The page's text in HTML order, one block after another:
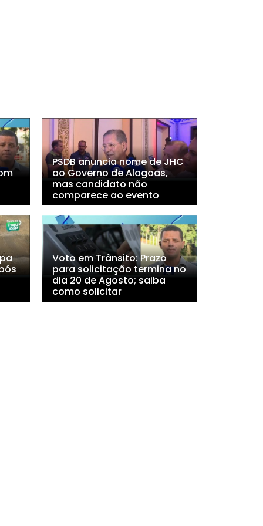
PSDB anuncia nome de JHC
ao Governo de Alagoas,
mas candidato não
comparece ao evento
Voto em Trânsito: Prazo
para solicitação termina no
dia 20 de Agosto; saiba
como solicitar